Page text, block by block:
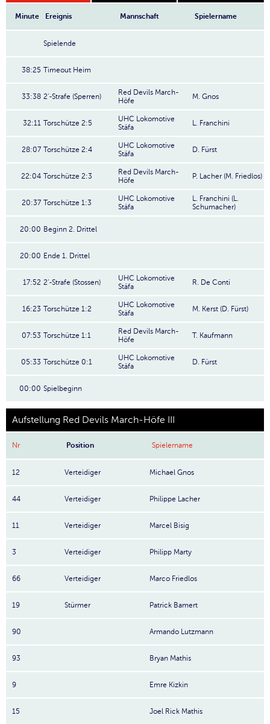
Minute Ereignis Mannschaft Spielername
Spielende
38:25 Timeout Heim
33:38 2'-Strafe (Sperren)
Red Devils March-
Höfe
M. Gnos
32:11 Torschütze 2:5
UHC Lokomotive
Stäfa
L. Franchini
28:07 Torschütze 2:4
UHC Lokomotive
Stäfa
D. Fürst
22:04 Torschütze 2:3
Red Devils March-
Höfe
P. Lacher (M. Friedlos)
20:37 Torschütze 1:3
UHC Lokomotive
Stäfa
L. Franchini (L.
Schumacher)
20:00 Beginn 2. Drittel
20:00 Ende 1. Drittel
17:52 2'-Strafe (Stossen)
UHC Lokomotive
Stäfa
R. De Conti
16:23 Torschütze 1:2
UHC Lokomotive
Stäfa
M. Kerst (D. Fürst)
07:53 Torschütze 1:1
Red Devils March-
Höfe
T. Kaufmann
05:33 Torschütze 0:1
UHC Lokomotive
Stäfa
D. Fürst
00:00 Spielbeginn
Aufstellung Red Devils March-Höfe III
Nr Position Spielername
12 Verteidiger Michael Gnos
44 Verteidiger Philippe Lacher
11 Verteidiger Marcel Bisig
3 Verteidiger Philipp Marty
66 Verteidiger Marco Friedlos
19 Stürmer Patrick Bamert
90 Armando Lutzmann
93 Bryan Mathis
9 Emre Kizkin
15 Joel Rick Mathis